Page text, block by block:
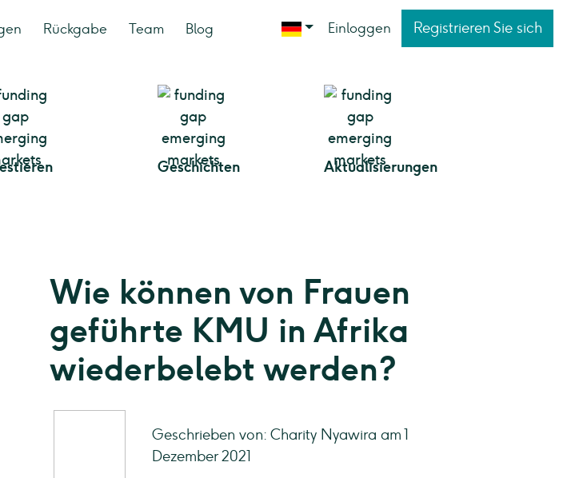
Rückgabe Team Blog Einloggen Registrieren Sie sich
Geschichten Aktualisierungen
Wie können von Frauen
geführte KMU in Afrika
wiederbelebt werden?
Geschrieben von: Charity Nyawira am 1
Dezember 2021